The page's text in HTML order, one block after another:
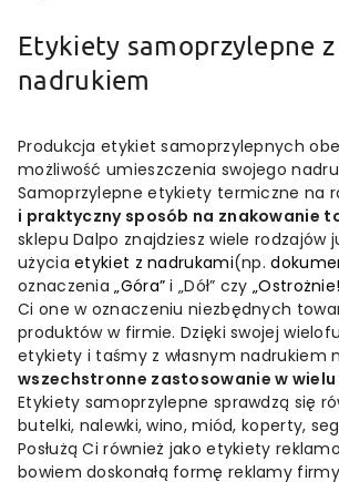
Etykiety samoprzylepne z
nadrukiem
Produkcja etykiet samoprzylepnych
możliwość umieszczenia swojego
Samoprzylepne etykiety termiczne na
i praktyczny sposób na znakowanie
sklepu Dalpo znajdziesz wiele rodzajów
użyciaetykiet z nadrukami(np.
oznaczenia„Góra” i „Dół” czy„Ostrożnie!
Ci one w oznaczeniu niezbędnych
produktów w firmie. Dzięki swojej
etykiety i taśmy z własnym nadrukiem
wszechstronne zastosowanie w
Etykiety samoprzylepne sprawdzą się
butelki, nalewki, wino, miód, koperty,
Posłużą Ci również jako etykiety
bowiem doskonałą formę reklamy